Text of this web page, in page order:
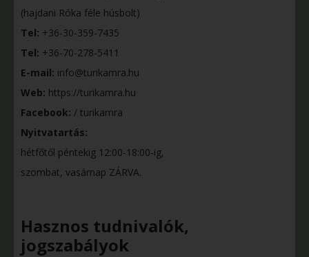
(hajdani Róka féle húsbolt)
Tel: +36-30-359-7435
Tel: +36-70-278-5411
E-mail: info@turikamra.hu
Web: https://turikamra.hu
Facebook: / turikamra
Nyitvatartás:
hétfőtől péntekig 12:00-18:00-ig,
szombat, vasárnap ZÁRVA.
Hasznos tudnivalók,
jogszabályok